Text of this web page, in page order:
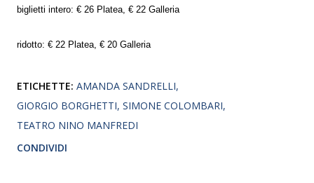
biglietti intero: € 26 Platea, € 22 Galleria
ridotto: € 22 Platea, € 20 Galleria
ETICHETTE: AMANDA SANDRELLI
GIORGIO BORGHETTI SIMONE COLOMBARI
TEATRO NINO MANFREDI
CONDIVIDI